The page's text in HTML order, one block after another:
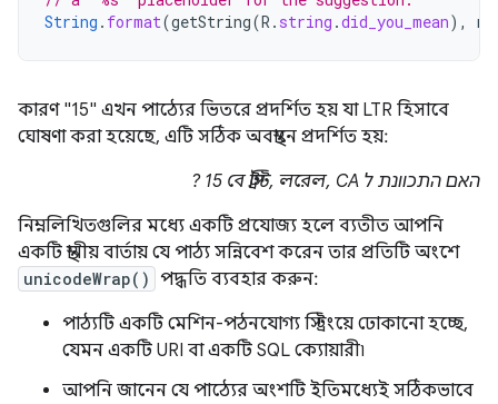
String . format(getString(R . string .did_you_mean),
কারণ "15" এখন পাঠ্যের ভিতরে প্রদর্শিত হয় যা LTR হিসাবে
ঘোষণা করা হয়েছে, এটি সঠিক অবস্থানে প্রদর্শিত হয়:
האם התכוונת ל 15 বে স্ট্রিট, লরেল, CA
?
নিম্নলিখিতগুলির মধ্যে একটি প্রযোজ্য হলে ব্যতীত আপনি
একটি স্থানীয় বার্তায় যে পাঠ্য সন্নিবেশ করেন তার প্রতিটি অংশে
unicodeWrap() পদ্ধতি ব্যবহার করুন:
পাঠ্যটি একটি মেশিন-পঠনযোগ্য স্ট্রিংয়ে ঢোকানো হচ্ছে,
যেমন একটি URI বা একটি SQL ক্যোয়ারী৷
আপনি জানেন যে পাঠ্যের অংশটি ইতিমধ্যেই সঠিকভাবে